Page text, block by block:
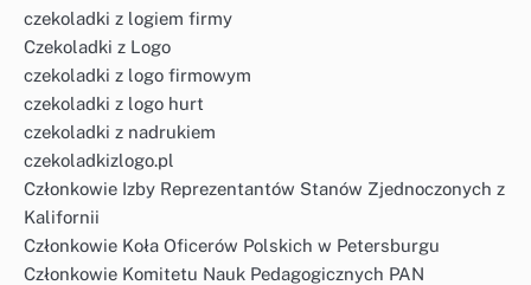
czekoladki z logiem firmy
Czekoladki z Logo
czekoladki z logo firmowym
czekoladki z logo hurt
czekoladki z nadrukiem
czekoladkizlogo.pl
Członkowie Izby Reprezentantów Stanów Zjednoczonych z
Kalifornii
Członkowie Koła Oficerów Polskich w Petersburgu
Członkowie Komitetu Nauk Pedagogicznych PAN